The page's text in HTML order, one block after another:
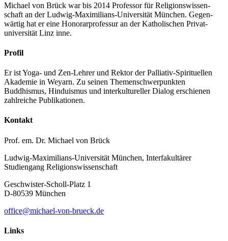
Michael von Brück war bis 2014 Professor für Religions­wissen­
schaft an der Ludwig-Maximilians-Universität München. Gegen­
wärtig hat er eine Honorar­professur an der Katholischen Privat­
universität Linz inne.
Profil
Er ist Yoga- und Zen-Lehrer und Rektor der Palliativ-Spirituellen
Akademie in Weyarn. Zu seinen Themen­schwer­punkten
Buddhismus, Hinduismus und inter­kultureller Dialog erschienen
zahlreiche Publikationen.
Kontakt
Prof. em. Dr. Michael von Brück
Ludwig-Maximilians-Universität München, Interfakultärer
Studiengang Religionswissenschaft
Geschwister-Scholl-Platz 1
D-80539 München
office@michael-von-brueck.de
Links